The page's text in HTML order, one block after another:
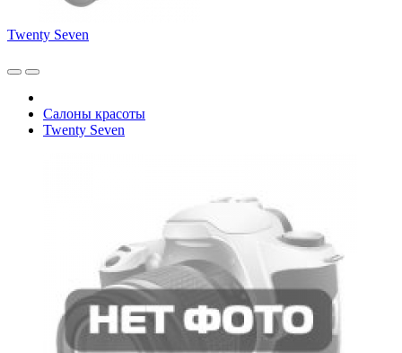
Twenty Seven
Салоны красоты
Twenty Seven